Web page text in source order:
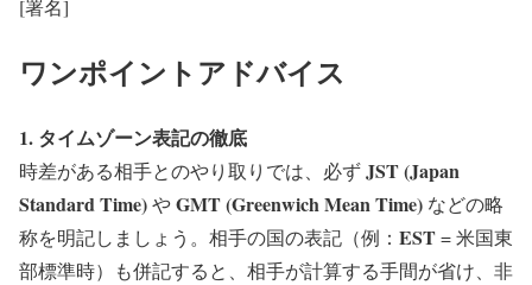
[署名]
ワンポイントアドバイス
1. タイムゾーン表記の徹底
時差がある相手とのやり取りでは、必ずJST (Japan
Standard Time)やGMT (Greenwich Mean Time) などの略
称を明記しましょう。相手の国の表記（例： EST= 米国東
部標準時）も併記すると、相手が計算する手間が省け、非